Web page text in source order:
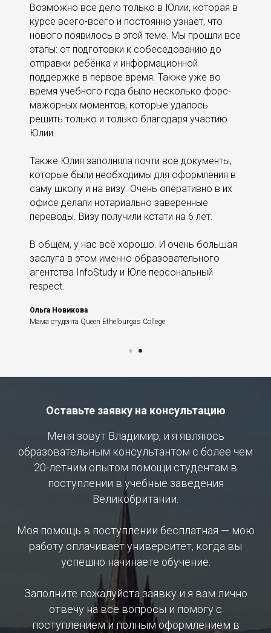
Возможно всё дело только в Юлии, которая в
курсе всего-всего и постоянно узнает, что
нового появилось в этой теме. Мы прошли все
этапы: от подготовки к собеседованию до
отправки ребёнка и информационной
поддержке в первое время. Также уже во
время учебного года было несколько форс-
мажорных моментов, которые удалось
решить только и только благодаря участию
Юлии.
Также Юлия заполняла почти все документы,
которые были необходимы для оформления в
саму школу и на визу. Очень оперативно в их
офисе делали нотариально заверенные
переводы. Визу получили кстати на 6 лет.
В общем, у нас всё хорошо. И очень большая
заслуга в этом именно образовательного
агентства InfoStudy и Юле персональный
respect.
Ольга Новикова
Мама студента Queen Ethelburgas College
Оставьте заявку на консультацию
Меня зовут Владимир, и я являюсь
образовательным консультантом с более чем
20-летним опытом помощи студентам в
поступлении в учебные заведения
Великобритании.
Моя помощь в поступлении бесплатная — мою
работу оплачивает университет, когда вы
успешно начинаете обучение.
Заполните пожалуйста заявку и я вам лично
отвечу на все вопросы и помогу с
поступлением и полным оформлением в